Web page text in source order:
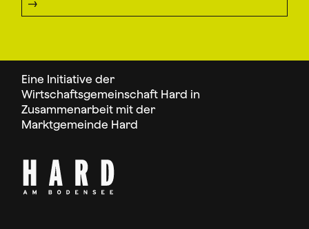
Eine Initiative der
Wirtschaftsgemeinschaft Hard in
Zusammenarbeit mit der
Marktgemeinde Hard